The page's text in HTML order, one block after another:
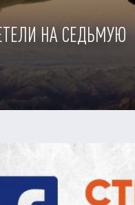
НА СЕДЬМУЮ